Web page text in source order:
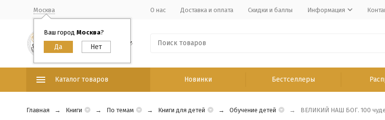
Москва
Ваш город Москва?
О нас Доставка и оплата Скидки и баллы Информация
Каталог товаров Новинки Бестселлеры
Главная Книги По темам Книги для детей Обучение детей ВЕЛИКИЙ НАШ БОГ. 100